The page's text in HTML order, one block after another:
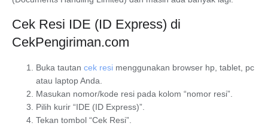
Cek Resi IDE (ID Express) di
CekPengiriman.com
Buka tautan cek resi menggunakan browser hp, tablet, pc
atau laptop Anda.
Masukan nomor/kode resi pada kolom “nomor resi”.
Pilih kurir “IDE (ID Express)”.
Tekan tombol “Cek Resi”.